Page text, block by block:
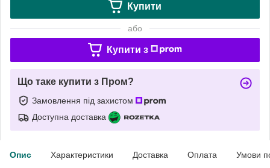
Купити
або
Купити з
Що таке купити з Пром?
Замовлення під захистом
Доступна доставка
Опис Характеристики Доставка Оплата Умови